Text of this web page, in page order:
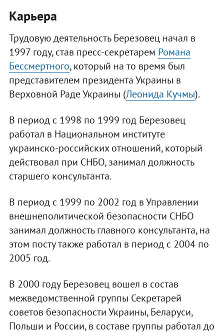
Карьера
Трудовую деятельность Березовец начал в
1997 году, став пресс-секретарем Романа
Бессмертного, который на то время был
представителем президента Украины в
Верховной Раде Украины (Леонида Кучмы).
В период с 1998 по 1999 год Березовец
работал в Национальном институте
украинско-российских отношений, который
действовал при СНБО, занимал должность
старшего консультанта.
В период с 1999 по 2002 год в Управлении
внешнеполитической безопасности СНБО
занимал должность главного консультанта, на
этом посту также работал в период с 2004 по
2005 год.
В 2000 году Березовец вошел в состав
межведомственной группы Секретарей
советов безопасности Украины, Беларуси,
Польши и России, в составе группы работал до